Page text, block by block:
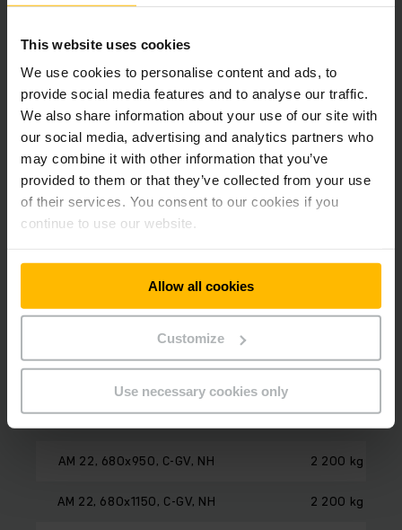
This website uses cookies
We use cookies to personalise content and ads, to
provide social media features and to analyse our traffic.
We also share information about your use of our site with
our social media, advertising and analytics partners who
may combine it with other information that you’ve
provided to them or that they’ve collected from your use
of their services. You consent to our cookies if you
continue to use our website.
Allow all cookies
Customize
Use necessary cookies only
AM 22, 520x2400, C-BV, NH 500 kg
AM 22, 520x600, V-BV, NH 2 200 kg
AM 22, 520x795, V-BV, NH 2 200 kg
AM 22, 520x950, V-BV, NH
AM 22, 520x1150, V-BV, NH 2 200 kg
AM 22, 680x1054, N-GN, NH
AM 22, 680x795, C-GV, NH 2 200 kg
AM 22, 680x950, C-GV, NH 2 200 kg
AM 22, 680x1150, C-GV, NH 2 200 kg